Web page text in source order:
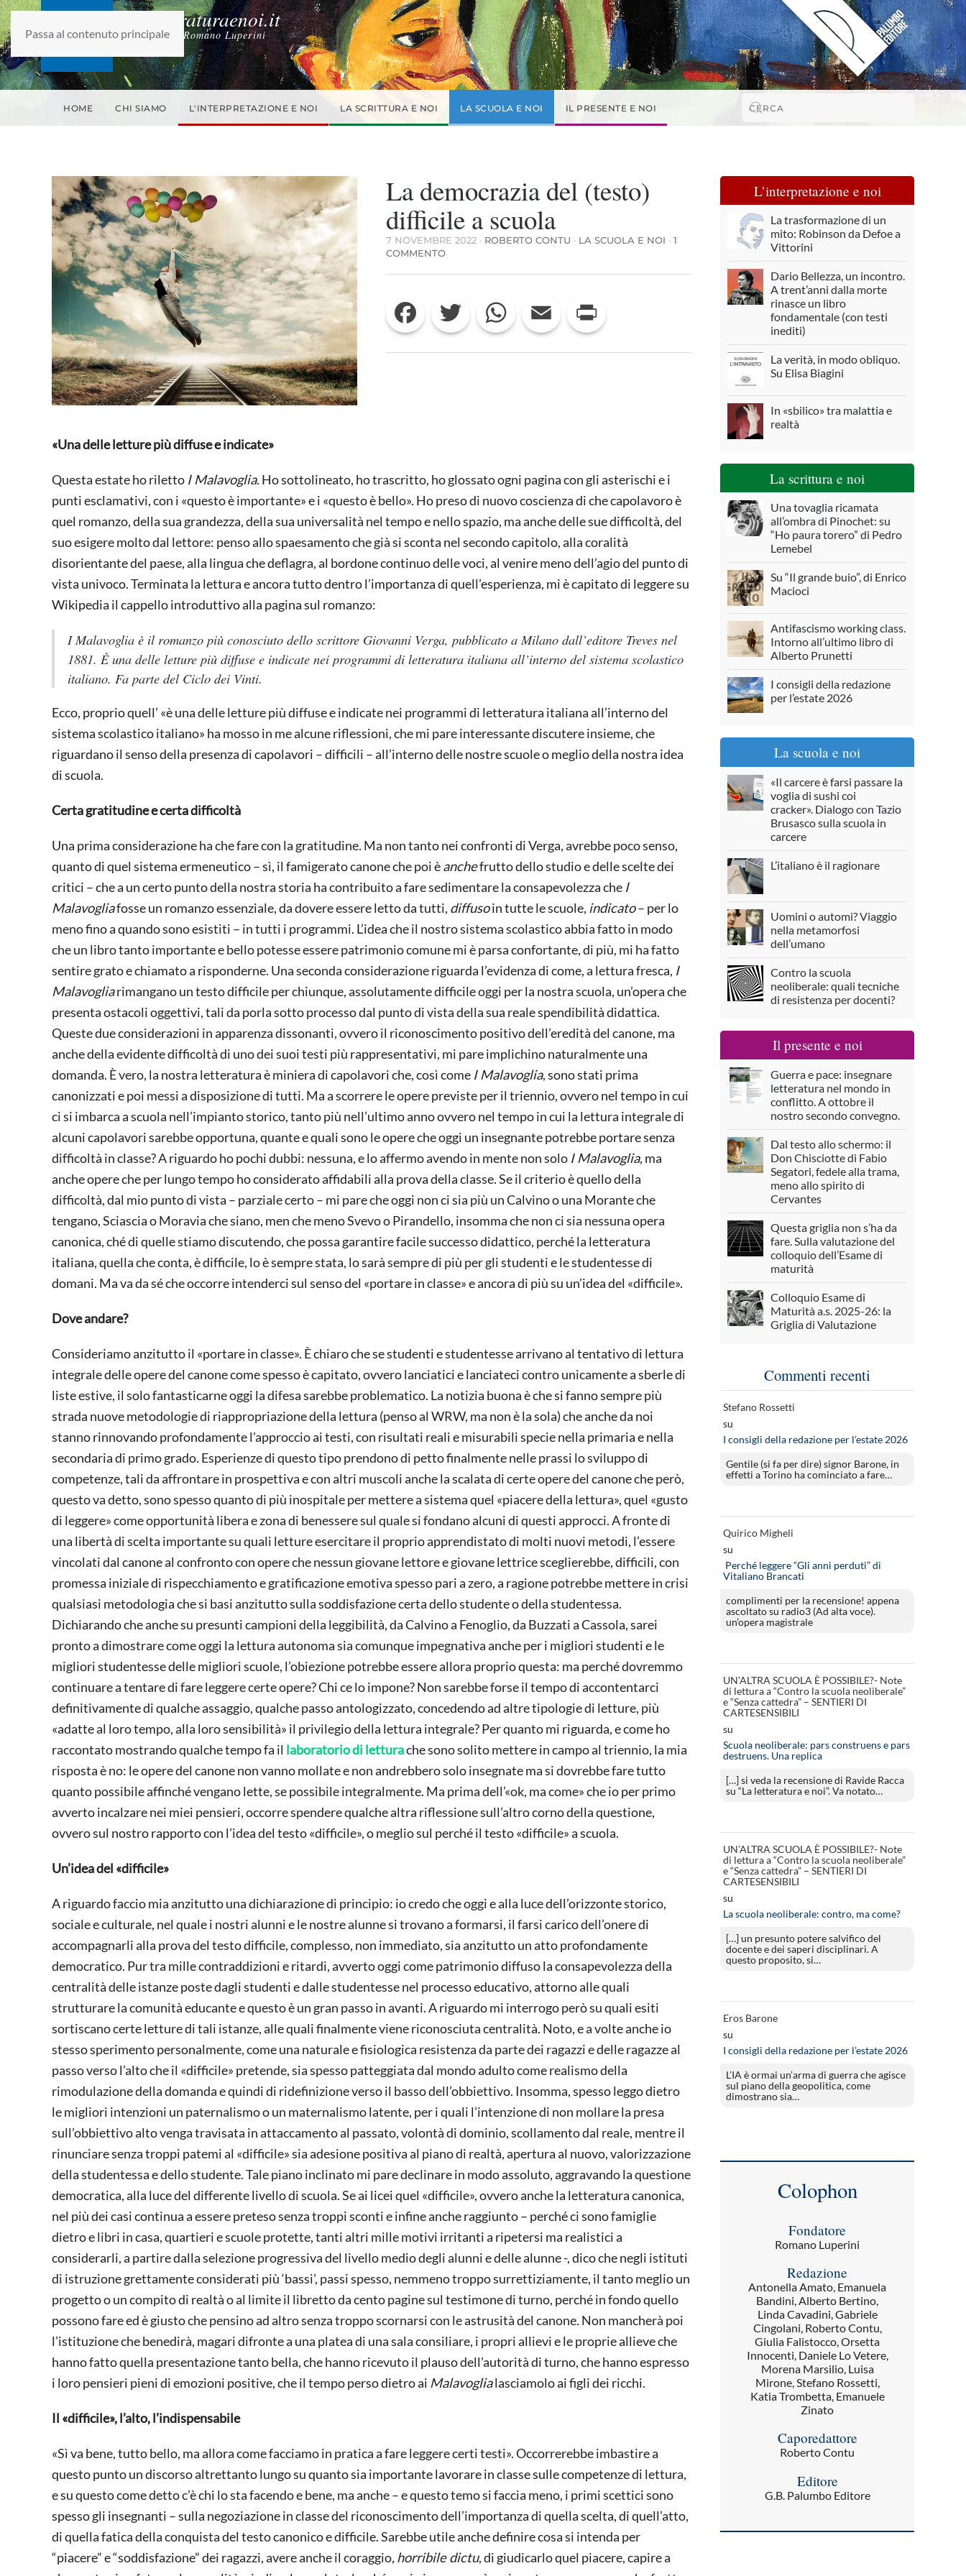
Passa al contenuto principale
laletteraturaenoi.it
fondato da Romano Luperini
HOME CHI SIAMO L'INTERPRETAZIONE E NOI LA SCRITTURA E NOI LA SCUOLA E NOI IL PRESENTE E NOI
La democrazia del (testo)
difficile a scuola
7 NOVEMBRE 2022 · ROBERTO CONTU · LA SCUOLA E NOI · 1
COMMENTOSU
DEMOCRAZIA
(TESTO)
DIFFICILE
A
Facebook Twitter WhatsApp Email
«Una delle letture più diffuse e indicate»
Questa estate ho riletto I Malavoglia. Ho sottolineato, ho trascritto, ho glossato ogni pagina con gli asterischi e i
punti esclamativi, con i «questo è importante» e i «questo è bello». Ho preso di nuovo coscienza di che capolavoro è
quel romanzo, della sua grandezza, della sua universalità nel tempo e nello spazio, ma anche delle sue difficoltà, del
suo esigere molto dal lettore: penso allo spaesamento che già si sconta nel secondo capitolo, alla coralità
disorientante del paese, alla lingua che deflagra, al bordone continuo delle voci, al venire meno dell’agio del punto di
vista univoco. Terminata la lettura e ancora tutto dentro l’importanza di quell’esperienza, mi è capitato di leggere su
Wikipedia il cappello introduttivo alla pagina sul romanzo:
I Malavoglia è il romanzo più conosciuto dello scrittore Giovanni Verga, pubblicato a Milano dall’editore Treves nel
1881. È una delle letture più diffuse e indicate nei programmi di letteratura italiana all’interno del sistema scolastico
italiano. Fa parte del Ciclo dei Vinti.
Ecco, proprio quell’ «è una delle letture più diffuse e indicate nei programmi di letteratura italiana all’interno del
sistema scolastico italiano» ha mosso in me alcune riflessioni, che mi pare interessante discutere insieme, che
riguardano il senso della presenza di capolavori – difficili – all’interno delle nostre scuole o meglio della nostra idea
di scuola.
Certa gratitudine e certa difficoltà
Una prima considerazione ha che fare con la gratitudine. Ma non tanto nei confronti di Verga, avrebbe poco senso,
quanto di quel sistema ermeneutico – sì, il famigerato canone che poi èanchefrutto dello studio e delle scelte dei
critici – che a un certo punto della nostra storia ha contribuito a fare sedimentare la consapevolezza che I
Malavogliafosse un romanzo essenziale, da dovere essere letto da tutti, diffusoin tutte le scuole, indicato– per lo
meno fino a quando sono esistiti – in tutti i programmi. L’idea che il nostro sistema scolastico abbia fatto in modo
che un libro tanto importante e bello potesse essere patrimonio comune mi è parsa confortante, di più, mi ha fatto
sentire grato e chiamato a risponderne. Una seconda considerazione riguarda l’evidenza di come, a lettura fresca, I
Malavogliarimangano un testo difficile per chiunque, assolutamente difficile oggi per la nostra scuola, un’opera che
presenta ostacoli oggettivi, tali da porla sotto processo dal punto di vista della sua reale spendibilità didattica.
Queste due considerazioni in apparenza dissonanti, ovvero il riconoscimento positivo dell’eredità del canone, ma
anche della evidente difficoltà di uno dei suoi testi più rappresentativi, mi pare implichino naturalmente una
domanda. È vero, la nostra letteratura è miniera di capolavori che, così come I Malavoglia, sono stati prima
canonizzati e poi messi a disposizione di tutti. Ma a scorrere le opere previste per il triennio, ovvero nel tempo in cui
ci si imbarca a scuola nell’impianto storico, tanto più nell’ultimo anno ovvero nel tempo in cui la lettura integrale di
alcuni capolavori sarebbe opportuna, quante e quali sono le opere che oggi un insegnante potrebbe portare senza
difficoltà in classe? A riguardo ho pochi dubbi: nessuna, e lo affermo avendo in mente non solo I Malavoglia, ma
anche opere che per lungo tempo ho considerato affidabili alla prova della classe. Se il criterio è quello della
difficoltà, dal mio punto di vista – parziale certo – mi pare che oggi non ci sia più un Calvino o una Morante che
tengano, Sciascia o Moravia che siano, men che meno Svevo o Pirandello, insomma che non ci sia nessuna opera
canonica, ché di quelle stiamo discutendo, che possa garantire facile successo didattico, perché la letteratura
italiana, quella che conta, è difficile, lo è sempre stata, lo sarà sempre di più per gli studenti e le studentesse di
domani. Ma va da sé che occorre intenderci sul senso del «portare in classe» e ancora di più su un’idea del «difficile».
Dove andare?
Consideriamo anzitutto il «portare in classe». È chiaro che se studenti e studentesse arrivano al tentativo di lettura
integrale delle opere del canone come spesso è capitato, ovvero lanciatici e lanciateci contro unicamente a sberle di
liste estive, il solo fantasticarne oggi la difesa sarebbe problematico. La notizia buona è che si fanno sempre più
strada nuove metodologie di riappropriazione della lettura (penso al WRW, ma non è la sola) che anche da noi
stanno rinnovando profondamente l’approccio ai testi, con risultati reali e misurabili specie nella primaria e nella
secondaria di primo grado. Esperienze di questo tipo prendono di petto finalmente nelle prassi lo sviluppo di
competenze, tali da affrontare in prospettiva e con altri muscoli anche la scalata di certe opere del canone che però,
questo va detto, sono spesso quanto di più inospitale per mettere a sistema quel «piacere della lettura», quel «gusto
di leggere» come opportunità libera e zona di benessere sul quale si fondano alcuni di questi approcci. A fronte di
una libertà di scelta importante su quali letture esercitare il proprio apprendistato di molti nuovi metodi, l’essere
vincolati dal canone al confronto con opere che nessun giovane lettore e giovane lettrice sceglierebbe, difficili, con
promessa iniziale di rispecchiamento e gratificazione emotiva spesso pari a zero, a ragione potrebbe mettere in crisi
qualsiasi metodologia che si basi anzitutto sulla soddisfazione certa dello studente o della studentessa.
Dichiarando che anche su presunti campioni della leggibilità, da Calvino a Fenoglio, da Buzzati a Cassola, sarei
pronto a dimostrare come oggi la lettura autonoma sia comunque impegnativa anche per i migliori studenti e le
migliori studentesse delle migliori scuole, l’obiezione potrebbe essere allora proprio questa: ma perché dovremmo
continuare a tentare di fare leggere certe opere? Chi ce lo impone? Non sarebbe forse il tempo di accontentarci
definitivamente di qualche assaggio, qualche passo antologizzato, concedendo ad altre tipologie di letture, più
«adatte al loro tempo, alla loro sensibilità» il privilegio della lettura integrale? Per quanto mi riguarda, e come ho
raccontato mostrando qualche tempo fa il laboratorio di letturache sono solito mettere in campo al triennio, la mia
risposta è no: le opere del canone non vanno mollate e non andrebbero solo insegnate ma si dovrebbe fare tutto
quanto possibile affinché vengano lette, se possibile integralmente. Ma prima dell’«ok, ma come» che io per primo
avverto incalzare nei miei pensieri, occorre spendere qualche altra riflessione sull’altro corno della questione,
ovvero sul nostro rapporto con l’idea del testo «difficile», o meglio sul perché il testo «difficile» a scuola.
Un’idea del «difficile»
A riguardo faccio mia anzitutto una dichiarazione di principio: io credo che oggi e alla luce dell’orizzonte storico,
sociale e culturale, nel quale i nostri alunni e le nostre alunne si trovano a formarsi, il farsi carico dell’onere di
accompagnarli alla prova del testo difficile, complesso, non immediato, sia anzitutto un atto profondamente
democratico. Pur tra mille contraddizioni e ritardi, avverto oggi come patrimonio diffuso la consapevolezza della
centralità delle istanze poste dagli studenti e dalle studentesse nel processo educativo, attorno alle quali
strutturare la comunità educante e questo è un gran passo in avanti. A riguardo mi interrogo però su quali esiti
sortiscano certe letture di tali istanze, alle quali finalmente viene riconosciuta centralità. Noto, e a volte anche io
stesso sperimento personalmente, come una naturale e fisiologica resistenza da parte dei ragazzi e delle ragazze al
passo verso l’alto che il «difficile» pretende, sia spesso patteggiata dal mondo adulto come realismo della
rimodulazione della domanda e quindi di ridefinizione verso il basso dell’obbiettivo. Insomma, spesso leggo dietro
le migliori intenzioni un paternalismo o un maternalismo latente, per i quali l’intenzione di non mollare la presa
sull’obbiettivo alto venga travisata in attaccamento al passato, volontà di dominio, scollamento dal reale, mentre il
rinunciare senza troppi patemi al «difficile» sia adesione positiva al piano di realtà, apertura al nuovo, valorizzazione
della studentessa e dello studente. Tale piano inclinato mi pare declinare in modo assoluto, aggravando la questione
democratica, alla luce del differente livello di scuola. Se ai licei quel «difficile», ovvero anche la letteratura canonica,
nel più dei casi continua a essere preteso senza troppi sconti e infine anche raggiunto – perché ci sono famiglie
dietro e libri in casa, quartieri e scuole protette, tanti altri mille motivi irritanti a ripetersi ma realistici a
considerarli, a partire dalla selezione progressiva del livello medio degli alunni e delle alunne -, dico che negli istituti
di istruzione grettamente considerati più ‘bassi’, passi spesso, nemmeno troppo surrettiziamente, il tanto meglio un
progetto o un compito di realtà o al limite il libretto da cento pagine sul testimone di turno, perché in fondo quello
possono fare ed è giusto che pensino ad altro senza troppo scornarsi con le astrusità del canone. Non mancherà poi
l’istituzione che benedirà, magari difronte a una platea di una sala consiliare, i propri allievi e le proprie allieve che
hanno fatto quella presentazione tanto bella, che hanno ricevuto il plauso dell’autorità di turno, che hanno espresso
i loro pensieri pieni di emozioni positive, che il tempo perso dietro ai Malavoglialasciamolo ai figli dei ricchi.
Il «difficile», l’alto, l’indispensabile
«Sì va bene, tutto bello, ma allora come facciamo in pratica a fare leggere certi testi». Occorrerebbe imbastire a
questo punto un discorso altrettanto lungo su quanto sia importante lavorare in classe sulle competenze di lettura,
e su questo come detto c’è chi lo sta facendo e bene, ma anche – e questo temo si faccia meno, i primi scettici sono
spesso gli insegnanti – sulla negoziazione in classe del riconoscimento dell’importanza di quella scelta, di quell’atto,
di quella fatica della conquista del testo canonico e difficile. Sarebbe utile anche definire cosa si intenda per
“piacere” e “soddisfazione” dei ragazzi, avere anche il coraggio, horribile dictu, di giudicarlo quel piacere, capire a
L’interpretazione e noi
La trasformazione di un
mito: Robinson da Defoe a
Vittorini
Dario Bellezza, un incontro.
A trent’anni dalla morte
rinasce un libro
fondamentale (con testi
inediti)
La verità, in modo obliquo.
Su Elisa Biagini
In «sbilico» tra malattia e
realtà
La scrittura e noi
Una tovaglia ricamata
all’ombra di Pinochet: su
“Ho paura torero” di Pedro
Lemebel
Su “Il grande buio”, di Enrico
Macioci
Antifascismo working class.
Intorno all’ultimo libro di
Alberto Prunetti
I consigli della redazione
per l’estate 2026
La scuola e noi
«Il carcere è farsi passare la
voglia di sushi coi
cracker». Dialogo con Tazio
Brusasco sulla scuola in
carcere
L’italiano è il ragionare
Uomini o automi? Viaggio
nella metamorfosi
dell’umano
Contro la scuola
neoliberale: quali tecniche
di resistenza per docenti?
Il presente e noi
Guerra e pace: insegnare
letteratura nel mondo in
conflitto. A ottobre il
nostro secondo convegno.
Dal testo allo schermo: il
Don Chisciotte di Fabio
Segatori, fedele alla trama,
meno allo spirito di
Cervantes
Questa griglia non s’ha da
fare. Sulla valutazione del
colloquio dell’Esame di
maturità
Colloquio Esame di
Maturità a.s. 2025-26: la
Griglia di Valutazione
Commenti recenti
Stefano Rossetti
su
I consigli della redazione per l’estate 2026
Gentile (si fa per dire) signor Barone, in
effetti a Torino ha cominciato a fare…
Quirico Migheli
su
Perché leggere “Gli anni perduti” di
Vitaliano Brancati
complimenti per la recensione! appena
ascoltato su radio3 (Ad alta voce).
un’opera magistrale
UN’ALTRA SCUOLA È POSSIBILE?- Note
di lettura a “Contro la scuola neoliberale”
e “Senza cattedra” – SENTIERI DI
CARTESENSIBILI
su
Scuola neoliberale: pars construens e pars
destruens. Una replica
[…] si veda la recensione di Ravide Racca
su “La letteratura e noi”. Va notato…
UN’ALTRA SCUOLA È POSSIBILE?- Note
di lettura a “Contro la scuola neoliberale”
e “Senza cattedra” – SENTIERI DI
CARTESENSIBILI
su
La scuola neoliberale: contro, ma come?
[…] un presunto potere salvifico del
docente e dei saperi disciplinari. A
questo proposito, si…
Eros Barone
su
I consigli della redazione per l’estate 2026
L’IA è ormai un’arma di guerra che agisce
sul piano della geopolitica, come
dimostrano sia…
Colophon
Fondatore
Romano Luperini
Redazione
Antonella Amato, Emanuela
Bandini, Alberto Bertino,
Linda Cavadini, Gabriele
Cingolani, Roberto Contu,
Giulia Falistocco, Orsetta
Innocenti, Daniele Lo Vetere,
Morena Marsilio, Luisa
Mirone, Stefano Rossetti,
Katia Trombetta, Emanuele
Zinato
Caporedattore
Roberto Contu
Editore
G.B. Palumbo Editore